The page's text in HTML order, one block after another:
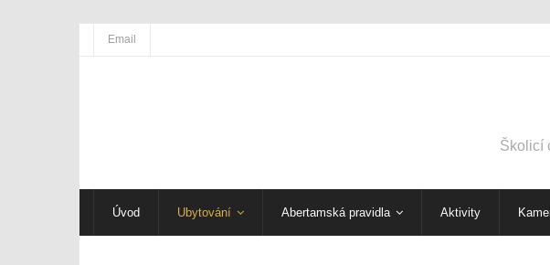
Email
Školicí
Úvod Ubytování Abertamská pravidla Aktivity